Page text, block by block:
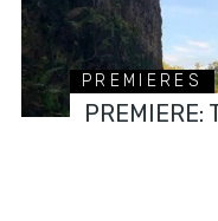
PREMIERES
PREMIERE: